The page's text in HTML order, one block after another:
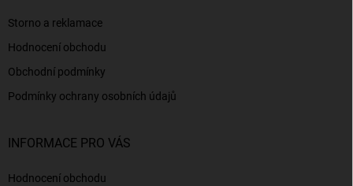
Storno a reklamace
Hodnocení obchodu
Obchodní podmínky
Podmínky ochrany osobních údajů
INFORMACE PRO VÁS
Hodnocení obchodu